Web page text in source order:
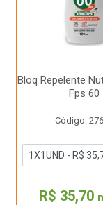
Bloq Repelente
Fps 60
Código:
R$ 35,70